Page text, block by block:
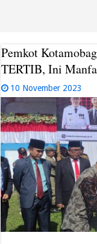
Pemkot
TERTIB, Ini
10 November 2023